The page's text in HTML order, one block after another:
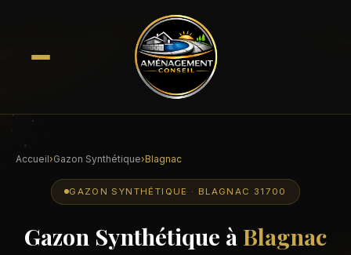
Accueil›Gazon Synthétique›Blagnac
GAZON SYNTHÉTIQUE · BLAGNAC 31700
Gazon Synthétique à Blagnac